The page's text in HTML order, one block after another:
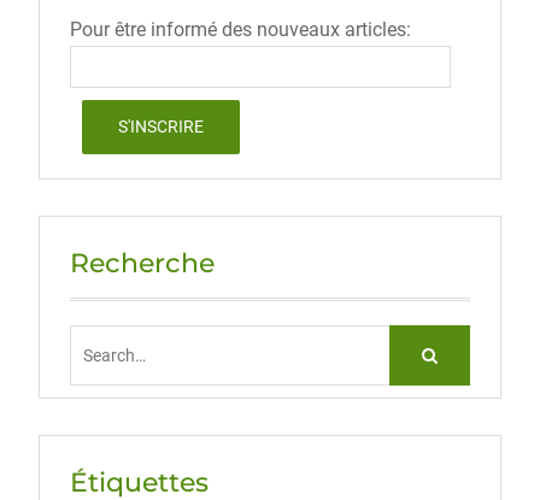
Pour être informé des nouveaux articles:
Recherche
Étiquettes